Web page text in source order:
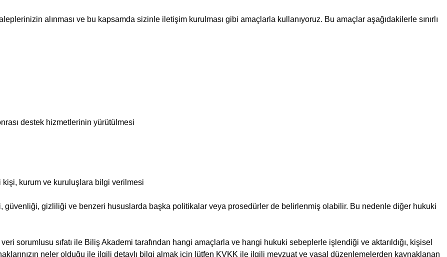
alınması ve bu kapsamda sizinle iletişim kurulması gibi amaçlarla kullanıyoruz. Bu amaçlar aşağıdakilerle sınırlı
destek hizmetlerinin yürütülmesi
kurum ve kuruluşlara bilgi verilmesi
güvenliği, gizliliği ve benzeri hususlarda başka politikalar veya prosedürler de belirlenmiş olabilir. Bu nedenle diğer hukuki
sorumlusu sıfatı ile Biliş Akademi tarafından hangi amaçlarla ve hangi hukuki sebeplerle işlendiği ve aktarıldığı, kişisel
neler olduğu ile ilgili detaylı bilgi almak için lütfen KVKK ile ilgili mevzuat ve yasal düzenlemelerden kaynaklanan